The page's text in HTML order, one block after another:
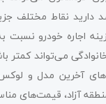
نقاط مختلف
اجاره خودرو نسبت
می‌تواند کمتر
آخرین مدل و
آزاد، قیمت‌های